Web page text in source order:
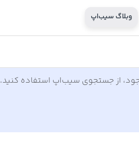
وبلاگ سیب‌اپ
از جستجوی سیب‌اپ استفاده کنید.